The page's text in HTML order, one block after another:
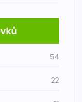
54
22